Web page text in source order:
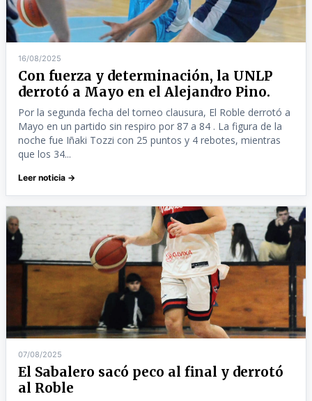
16/08/2025
Con fuerza y determinación, la UNLP
derrotó a Mayo en el Alejandro Pino.
Por la segunda fecha del torneo clausura, El Roble derrotó a
Mayo en un partido sin respiro por 87 a 84 . La figura de la
noche fue Iñaki Tozzi con 25 puntos y 4 rebotes, mientras
que los 34...
Leer noticia →
07/08/2025
El Sabalero sacó peco al final y derrotó
al Roble